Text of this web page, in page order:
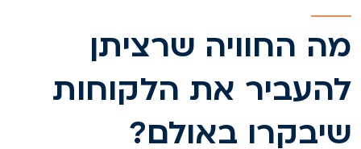
החוויה שרציתן
את הלקוחות
באולם?